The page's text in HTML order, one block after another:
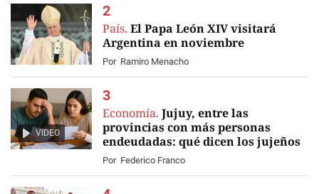
País. El Papa León XIV visitará
Argentina en noviembre
Por Ramiro Menacho
VIDEO
Economía. Jujuy, entre las
provincias con más personas
endeudadas: qué dicen los jujeños
Por Federico Franco